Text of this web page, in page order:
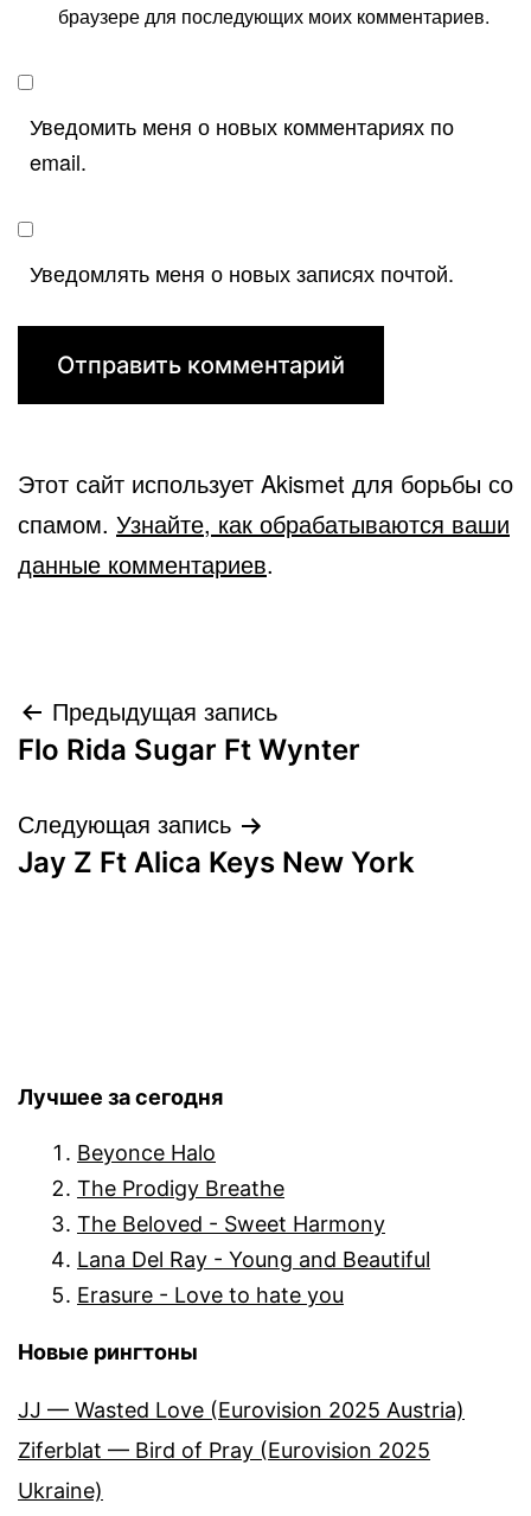
браузере для последующих моих комментариев.
Уведомить меня о новых комментариях по
email.
Уведомлять меня о новых записях почтой.
Этот сайт использует Akismet для борьбы со
спамом. Узнайте, как обрабатываются ваши
данные комментариев.
Навигация
по
записям
Предыдущая запись
Flo Rida Sugar Ft Wynter
Следующая запись
Jay Z Ft Alica Keys New York
Лучшее за сегодня
Beyonce Halo
The Prodigy Breathe
The Beloved - Sweet Harmony
Lana Del Ray - Young and Beautiful
Erasure - Love to hate you
Новые рингтоны
JJ — Wasted Love (Eurovision 2025 Austria)
Ziferblat — Bird of Pray (Eurovision 2025
Ukraine)